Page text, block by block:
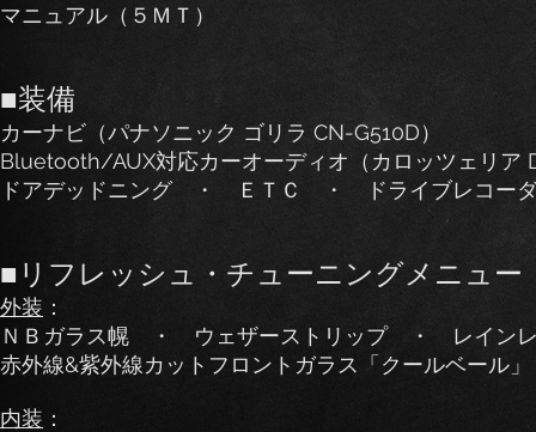
マニュアル（５ＭＴ）
■装備
カーナビ（パナソニック ゴリラ CN-G510D）
Bluetooth/AUX対応カーオーディオ（カロッツェリ
ドアデッドニング ・ ＥＴＣ ・ ドライブレコー
■リフレッシュ・チューニングメニュー
外装 ：
ＮＢガラス幌 ・ ウェザーストリップ ・ レイ
赤外線&紫外線カットフロントガラス「クールベール」
内装 ：